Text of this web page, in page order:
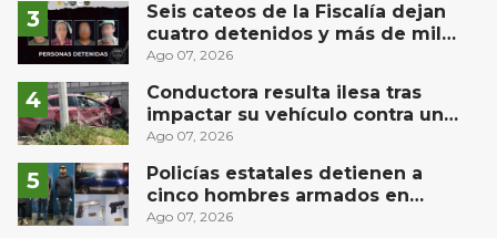
Seis cateos de la Fiscalía dejan
cuatro detenidos y más de mil
dosis aseguradas en Querétaro
Ago 07, 2026
Conductora resulta ilesa tras
impactar su vehículo contra un
muro en Huimilpan
Ago 07, 2026
Policías estatales detienen a
cinco hombres armados en
Puebla capital
Ago 07, 2026